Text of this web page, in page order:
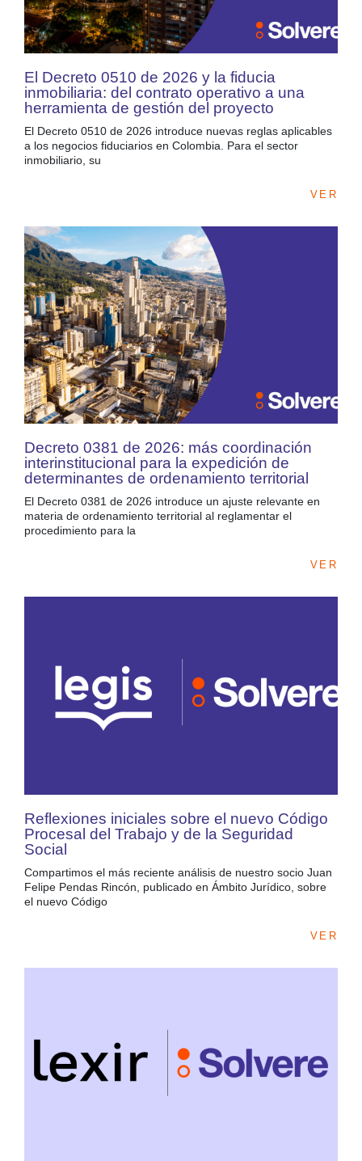
El Decreto 0510 de 2026 y la fiducia
inmobiliaria: del contrato operativo a una
herramienta de gestión del proyecto
El Decreto 0510 de 2026 introduce nuevas reglas aplicables
a los negocios fiduciarios en Colombia. Para el sector
inmobiliario, su
VER
Decreto 0381 de 2026: más coordinación
interinstitucional para la expedición de
determinantes de ordenamiento territorial
El Decreto 0381 de 2026 introduce un ajuste relevante en
materia de ordenamiento territorial al reglamentar el
procedimiento para la
VER
Reflexiones iniciales sobre el nuevo Código
Procesal del Trabajo y de la Seguridad
Social
Compartimos el más reciente análisis de nuestro socio Juan
Felipe Pendas Rincón, publicado en Ámbito Jurídico, sobre
el nuevo Código
VER